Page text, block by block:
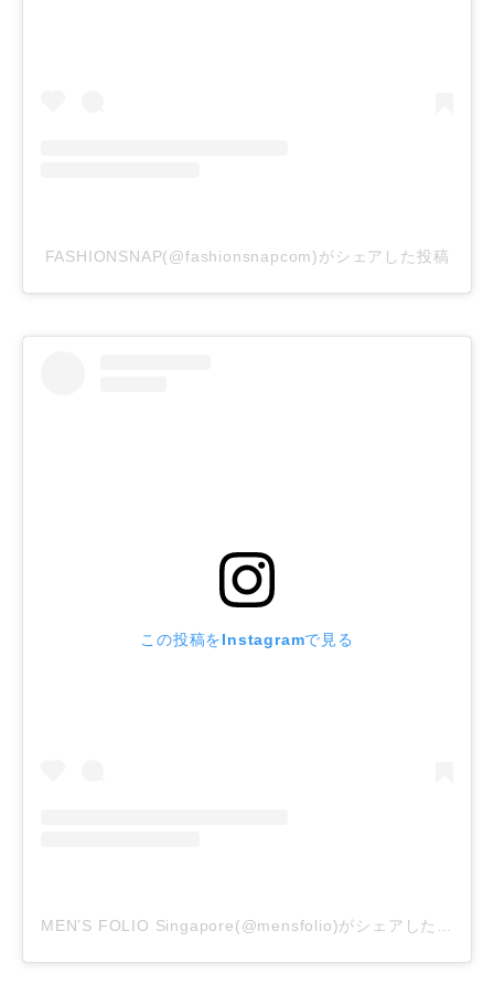
FASHIONSNAP(@fashionsnapcom)がシェアした投稿
この投稿をInstagramで見る